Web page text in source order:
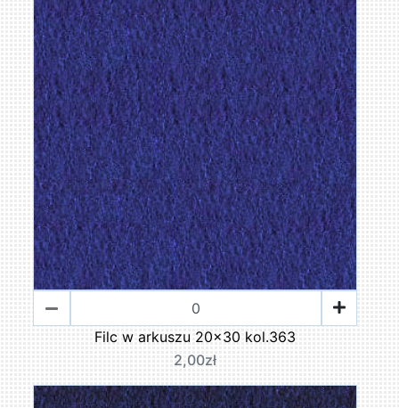
Filc w arkuszu 20x30 kol.363
2,00zł